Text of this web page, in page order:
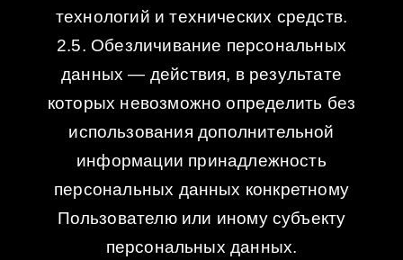
технологий и технических средств.
2.5. Обезличивание персональных
данных — действия, в результате
которых невозможно определить без
использования дополнительной
информации принадлежность
персональных данных конкретному
Пользователю или иному субъекту
персональных данных.